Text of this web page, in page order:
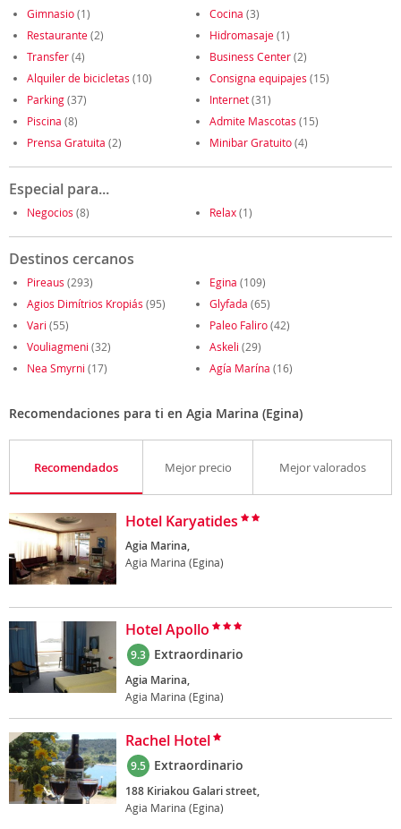
Gimnasio(1) Cocina (3)
Restaurante(2) Hidromasaje(1)
Transfer(4) Business Center(2)
Alquiler de bicicletas (10) Consigna equipajes (15)
Parking(37) Internet(31)
Piscina (8) Admite Mascotas (15)
Prensa Gratuita (2) Minibar Gratuito(4)
Especial para...
Negocios (8) Relax(1)
Destinos cercanos
Pireaus (293) Egina (109)
Agios Dimítrios Kropiás (95) Glyfada (65)
Vari (55) Paleo Faliro(42)
Vouliagmeni (32) Askeli (29)
Nea Smyrni (17) Agía Marína (16)
Recomendaciones para ti en Agia Marina (Egina)
Recomendados Mejor precio Mejor valorados
Hotel Karyatides
Agia Marina,
Agia Marina (Egina)
Hotel Apollo
9.3 Extraordinario
Agia Marina,
Agia Marina (Egina)
Rachel Hotel
9.5 Extraordinario
188 Kiriakou Galari street,
Agia Marina (Egina)